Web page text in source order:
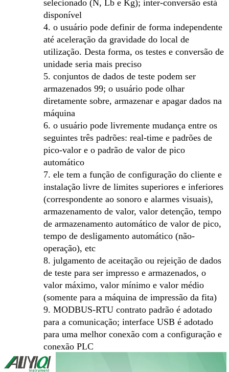
selecionado (N, Lb e Kg); inter-conversão está
disponível
4. o usuário pode definir de forma independente
até aceleração da gravidade do local de
utilização. Desta forma, os testes e conversão de
unidade seria mais preciso
5. conjuntos de dados de teste podem ser
armazenados 99; o usuário pode olhar
diretamente sobre, armazenar e apagar dados na
máquina
6. o usuário pode livremente mudança entre os
seguintes três padrões: real-time e padrões de
pico-valor e o padrão de valor de pico
automático
7. ele tem a função de configuração do cliente e
instalação livre de limites superiores e inferiores
(correspondente ao sonoro e alarmes visuais),
armazenamento de valor, valor detenção, tempo
de armazenamento automático de valor de pico,
tempo de desligamento automático (não-
operação), etc
8. julgamento de aceitação ou rejeição de dados
de teste para ser impresso e armazenados, o
valor máximo, valor mínimo e valor médio
(somente para a máquina de impressão da fita)
9. MODBUS-RTU contrato padrão é adotado
para a comunicação; interface USB é adotado
para uma melhor conexão com a configuração e
conexão PLC